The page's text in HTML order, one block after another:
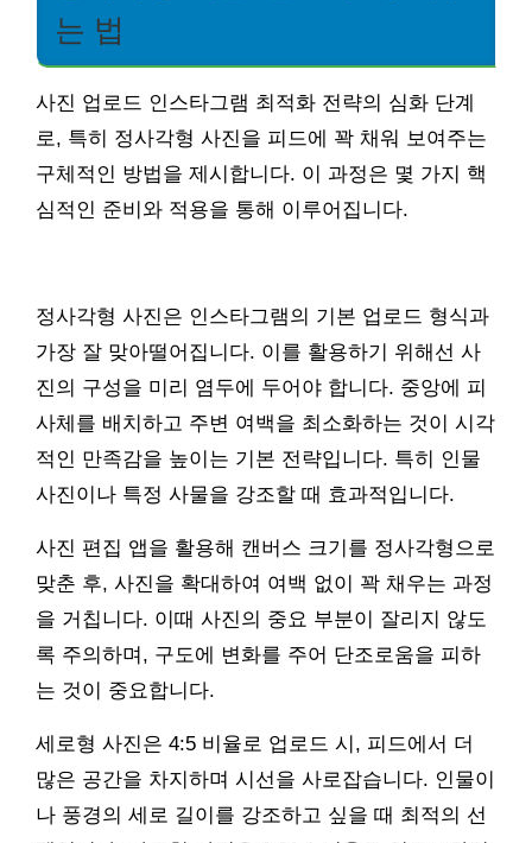
는 법
사진 업로드 인스타그램 최적화 전략의 심화 단계
로, 특히 정사각형 사진을 피드에 꽉 채워 보여주는
구체적인 방법을 제시합니다. 이 과정은 몇 가지 핵
심적인 준비와 적용을 통해 이루어집니다.
정사각형 사진은 인스타그램의 기본 업로드 형식과
가장 잘 맞아떨어집니다. 이를 활용하기 위해선 사
진의 구성을 미리 염두에 두어야 합니다. 중앙에 피
사체를 배치하고 주변 여백을 최소화하는 것이 시각
적인 만족감을 높이는 기본 전략입니다. 특히 인물
사진이나 특정 사물을 강조할 때 효과적입니다.
사진 편집 앱을 활용해 캔버스 크기를 정사각형으로
맞춘 후, 사진을 확대하여 여백 없이 꽉 채우는 과정
을 거칩니다. 이때 사진의 중요 부분이 잘리지 않도
록 주의하며, 구도에 변화를 주어 단조로움을 피하
는 것이 중요합니다.
세로형 사진은 4:5 비율로 업로드 시, 피드에서 더
많은 공간을 차지하며 시선을 사로잡습니다. 인물이
나 풍경의 세로 길이를 강조하고 싶을 때 최적의 선